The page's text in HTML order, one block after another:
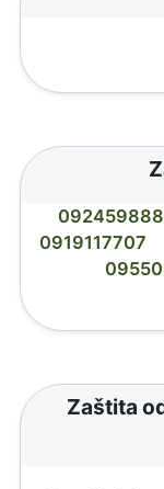
0919117707
Zaštita